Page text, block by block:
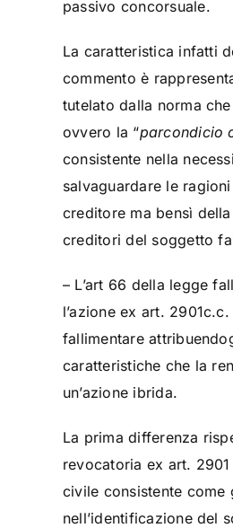
passivo concorsuale.
La caratteristica infatti
commento è
tutelato dalla norma
ovvero la “parcondicio
consistente nella
salvaguardare le
creditore ma bensì
creditori del soggetto
– L’art 66 della legge
l’azione ex art.
fallimentare
caratteristiche che la
un’azione ibrida.
La prima differenza
revocatoria ex art.
civile consistente come
nell’identificazione del